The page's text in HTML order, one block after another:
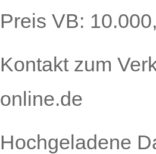
Preis VB:
Kontakt zum
online.de
Hochgeladene